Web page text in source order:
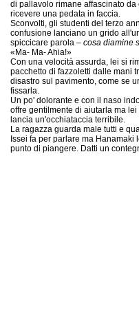
di pallavolo rimane affascinato
ricevere una pedata in faccia.
Sconvolti, gli studenti del terzo
confusione lanciano un grido
spiccicare parola – cosa diamine
«Ma- Ma- Ahia!»
Con una velocità assurda, lei si
pacchetto di fazzoletti dalle mani
disastro sul pavimento, come se
fissarla.
Un po' dolorante e con il naso
offre gentilmente di aiutarla ma
lancia un'occhiataccia terribile.
La ragazza guarda male tutti e
Issei fa per parlare ma Hanamaki
punto di piangere. Datti un